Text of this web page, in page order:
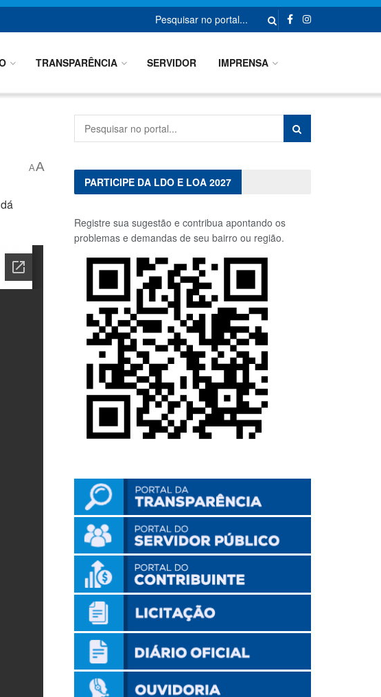
TRANSPARÊNCIA SERVIDOR IMPRENSA
AA
PARTICIPE DA LDO E LOA 2027
Registre sua sugestão e contribua apontando os
problemas e demandas de seu bairro ou região.